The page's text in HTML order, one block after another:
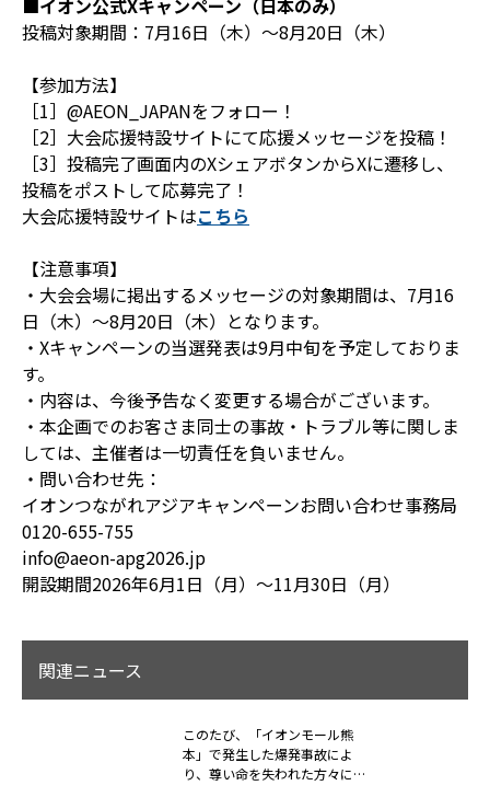
■イオン公式Xキャンペーン（日本のみ）
投稿対象期間：7月16日（木）～8月20日（木）
【参加方法】
［1］@AEON_JAPANをフォロー！
［2］大会応援特設サイトにて応援メッセージを投稿！
［3］投稿完了画面内のXシェアボタンからXに遷移し、
投稿をポストして応募完了！
大会応援特設サイトはこちら
【注意事項】
・大会会場に掲出するメッセージの対象期間は、7月16
日（木）～8月20日（木）となります。
・Xキャンペーンの当選発表は9月中旬を予定しておりま
す。
・内容は、今後予告なく変更する場合がございます。
・本企画でのお客さま同士の事故・トラブル等に関しま
しては、主催者は一切責任を負いません。
・問い合わせ先：
イオンつながれアジアキャンペーンお問い合わせ事務局
0120-655-755
info@aeon-apg2026.jp
開設期間2026年6月1日（月）～11月30日（月）
関連ニュース
このたび、「イオンモール熊
本」で発生した爆発事故によ
り、尊い命を失われた方々に対